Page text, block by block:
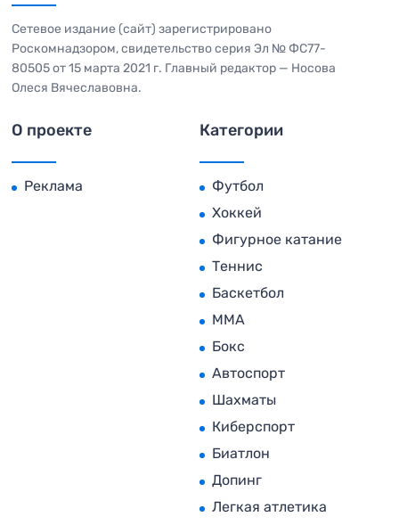
Сетевое издание (сайт) зарегистрировано
Роскомнадзором, свидетельство серия Эл № ФС77-
80505 от 15 марта 2021 г. Главный редактор — Носова
Олеся Вячеславовна.
О проекте
Реклама
Категории
Футбол
Хоккей
Фигурное катание
Теннис
Баскетбол
MMA
Бокс
Автоспорт
Шахматы
Киберспорт
Биатлон
Допинг
Легкая атлетика